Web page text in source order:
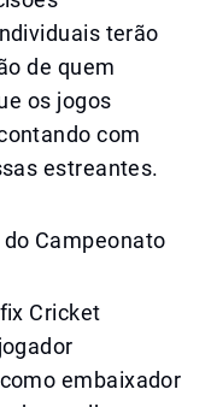
terão
de quem
os jogos
com
estreantes.
Campeonato
Cricket
embaixador